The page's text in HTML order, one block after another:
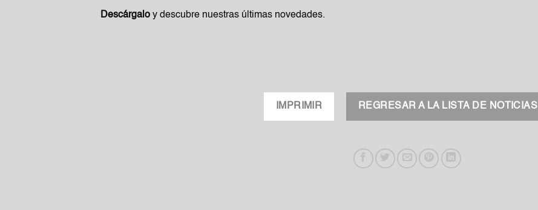
Descárgalo y descubre nuestras últimas novedades.
IMPRIMIR REGRESAR A LA LISTA DE NOTICIAS